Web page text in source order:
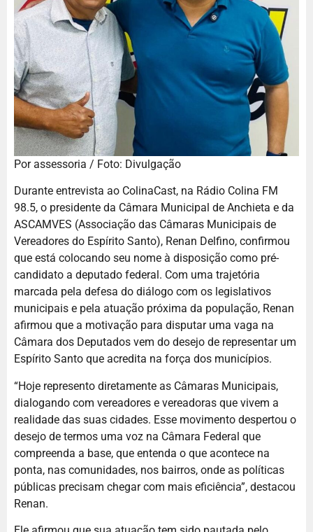
Por assessoria / Foto: Divulgação
Durante entrevista ao ColinaCast, na Rádio Colina FM
98.5, o presidente da Câmara Municipal de Anchieta e da
ASCAMVES (Associação das Câmaras Municipais de
Vereadores do Espírito Santo), Renan Delfino, confirmou
que está colocando seu nome à disposição como pré-
candidato a deputado federal. Com uma trajetória
marcada pela defesa do diálogo com os legislativos
municipais e pela atuação próxima da população, Renan
afirmou que a motivação para disputar uma vaga na
Câmara dos Deputados vem do desejo de representar um
Espírito Santo que acredita na força dos municípios.
“Hoje represento diretamente as Câmaras Municipais,
dialogando com vereadores e vereadoras que vivem a
realidade das suas cidades. Esse movimento despertou o
desejo de termos uma voz na Câmara Federal que
compreenda a base, que entenda o que acontece na
ponta, nas comunidades, nos bairros, onde as políticas
públicas precisam chegar com mais eficiência”, destacou
Renan.